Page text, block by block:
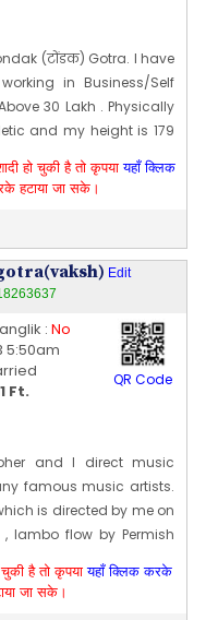
(टोंडक) Gotra. I have
in Business/Self
30 Lakh . Physically
and my height is 179
हो चुकी है तो कृपयायहाँ क्लिक
हटाया जा सके।
Edit
: No
5:50am
Ft.
QR Code
and I direct music
famous music artists.
is directed by me on
lambo flow by Permish
and I direct music
many famous music
है तो कृपयायहाँ क्लिक करके
जा सके।